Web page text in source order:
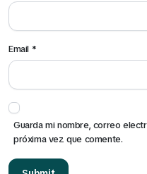
Email *
Guarda mi nombre, correo
próxima vez que comente.